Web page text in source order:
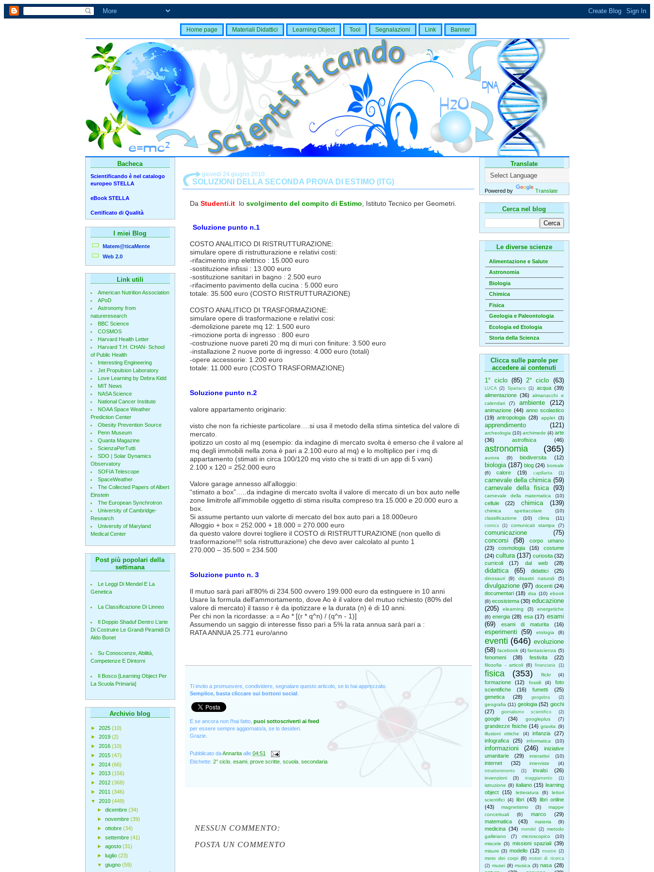
Home page Materiali Didattici Learning Object Tool Segnalazioni Link Banner
Translate
Powered by Translate
Cerca nel blog
Le diverse scienze
Alimentazione e Salute
Astronomia
Biologia
Chimica
Fisica
Geologia e Paleontologia
Ecologia ed Etologia
Storia della Scienza
Clicca sulle parole per
accedere ai contenuti
1° ciclo (85) 2° ciclo (63)
LUCA (2) Spartaco (1) acqua (39)
alimentazione (36)
almanacchi e
calendari
(7) ambiente (212)
animazione (44) anno scolastico
(19) antropologia (28) applet (3)
apprendimento (121)
archeologia (10) archimede (4) arte
(36)
astrofisica (46)
astronomia (365)
aurora (9) biodiversita (12)
biologia (187) blog (24) boreale
(6)
calore (19) capillarita (1)
carnevale della chimica (59)
carnevale della fisica
(93)
carnevale della matematica (10)
cellule (22) chimica (139)
chimica spettacolare
(10)
classificazione
(10) clima (11)
comics (1) comunicati stampa (7)
comunicazione
(75)
concorsi
(58)
corpo umano
(23)
cosmologia (16)
costume
(24) cultura (137) curiosita (32)
curricoli
(17) dal web (28)
didattica (65) didattici (25)
dinosauri (9) disastri naturali (5)
divulgazione (97) docenti (24)
documentari (18) dsa (10) ebook
(8) ecosistema (30) educazione
(205)
elearning (3)
energetiche
(6) energia (28) esa (17) esami
(69)
esami di maturita (16)
esperimenti (59) etologia (8)
eventi (646) evoluzione
(58) facebook (4) fantascienza (5)
fenomeni (38) festivita (22)
filosofia - articoli (6) finanziaria (1)
fisica (353) flickr (4)
formazione (12) fossili (4)
foto
scientifiche
(16) fumetti
(25)
genetica
(28) geogebra (2)
geografia (11) geologia (52) giochi
(27)
giornalismo scientifico (2)
google (34) googleplus (7)
grandezze fisiche (14) gravita (9)
illusioni ottiche
(4) infanzia
(27)
infografica
(25) informatica (10)
informazioni (246)
iniziative
umanitarie
(29) interattivi (10)
internet (32) interviste (4)
intrattenimento (1) invalsi (26)
invenzioni (3) irraggiamento (1)
istruzione (8) italiano (15) learning
object
(15) letteratura (6)
lettori
scientifici (4) libri (43) libri online
(43)
magnetismo (3)
mappe
concettuali
(6) marco
(29)
matematica
(43) materia (9)
medicina (34) mendel (2)
metodo
galileiano
(7) microscopico
(10)
miscele (3) missioni spaziali (39)
misure (3) modello (12) mostre (2)
moto dei corpi (8) motori di ricerca
(2) musei (8) musica (3) nasa (28)
giovedì 24 giugno 2010
SOLUZIONI DELLA SECONDA PROVA DI ESTIMO (ITG)
Da Studenti.itlo svolgimento del compito di Estimo , Istituto Tecnico per Geometri.
Soluzione punto n.1
COSTO ANALITICO DI RISTRUTTURAZIONE:
simulare opere di ristrutturazione e relativi costi:
-rifacimento imp elettrico : 15.000 euro
-sostituzione infissi : 13.000 euro
-sostituzione sanitari in bagno : 2.500 euro
-rifacimento pavimento della cucina : 5.000 euro
totale: 35.500 euro (COSTO RISTRUTTURAZIONE)
COSTO ANALITICO DI TRASFORMAZIONE:
simulare opere di trasformazione e relativi cosi:
-demolizione parete mq 12: 1.500 euro
-rimozione porta di ingresso : 800 euro
-costruzione nuove pareti 20 mq di muri con finiture: 3.500 euro
-installazione 2 nuove porte di ingresso: 4.000 euro (totali)
-opere accessorie: 1.200 euro
totale: 11.000 euro (COSTO TRASFORMAZIONE)
Soluzione punto n.2
valore appartamento originario:
visto che non fa richieste particolare….si usa il metodo della stima sintetica del valore di
mercato.
ipotizzo un costo al mq (esempio: da indagine di mercato svolta è emerso che il valore al
mq degli immobili nella zona è pari a 2.100 euro al mq) e lo moltiplico per i mq di
appartamento (stimati in circa 100/120 mq visto che si tratti di un app di 5 vani)
2.100 x 120 = 252.000 euro
Valore garage annesso all'alloggio:
“stimato a box”…..da indagine di mercato svolta il valore di mercato di un box auto nelle
zone limitrofe all'immobile oggetto di stima risulta compreso tra 15.000 e 20.000 euro a
box.
Si assume pertanto uun valorte di mercato del box auto pari a 18.000euro
Alloggio + box = 252.000 + 18.000 = 270.000 euro
da questo valore dovrei togliere il COSTO di RISTRUTTURAZIONE (non quello di
trasformazione!!! sola ristrutturazione) che devo aver calcolato al punto 1
270.000 – 35.500 = 234.500
Soluzione punto n. 3
Il mutuo sarà pari all'80% di 234.500 ovvero 199.000 euro da estinguere in 10 anni
Usare la formula dell'ammortamento, dove Ao è il valore del mutuo richiesto (80% del
valore di mercato) il tasso r è da ipotizzare e la durata (n) è di 10 anni.
Per chi non la ricordasse: a = Ao * [(r * q^n) / (q^n - 1)]
Assumendo un saggio di interesse fisso pari a 5% la rata annua sarà pari a :
RATA ANNUA 25.771 euro/anno
Ti invito a promuovere, condividere, segnalare questo articolo, se lo hai apprezzato.
Semplice, basta cliccare sui bottoni social.
E se ancora non l'hai fatto, puoi sottoscriverti ai feed
per essere sempre aggiornato/a, se lo desideri.
Grazie.
Pubblicato daAnnarita alle 04:51
Etichette: 2° ciclo, esami, prove scritte, scuola, secondaria
NESSUN COMMENTO:
POSTA UN COMMENTO
Bacheca
Scientificando è nel catalogo
europeo STELLA
eBook STELLA
Certificato di Qualità
I miei Blog
Matem@ticaMente
Web 2.0
Link utili
American Nutrition Association
APoD
Astronomy from
natureresearch
BBC Science
COSMOS
Harvard Health Letter
Harvard T.H. CHAN- School
of Public Health
Interesting Engineering
Jet Propulsion Laboratory
Love Learning by Debra Kidd
MIT News
NASA Science
National Cancer Institute
NOAA Space Weather
Prediction Center
Obesity Prevention Source
Penn Museum
Quanta Magazine
ScienzaPerTutti
SDO | Solar Dynamics
Observatory
SOFIA Telescope
SpaceWeather
The Collected Papers of Albert
Einstein
The European Synchrotron
University of Cambridge-
Research
University of Maryland
Medical Center
Post più popolari della
settimana
Le Leggi Di Mendel E La
Genetica
La Classificazione Di Linneo
Il Doppio Shaduf Dentro L’arte
Di Costruire Le Grandi Piramidi Di
Aldo Bonet
Su Conoscenze, Abilità,
Competenze E Dintorni
Il Bosco [Learning Object Per
La Scuola Primaria]
Archivio blog
► 2025 (10)
► 2019 (2)
► 2016 (10)
► 2015 (47)
► 2014 (66)
► 2013 (156)
► 2012 (368)
► 2011 (346)
▼ 2010 (449)
► dicembre (34)
► novembre (39)
► ottobre (34)
► settembre (41)
► agosto (31)
► luglio (23)
▼ giugno (59)